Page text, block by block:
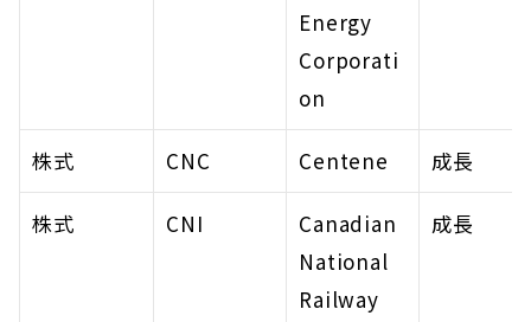
Energy
Corporati
on
株式 CNC Centene 成長
株式 CNI
Canadian
National
Railway
成長